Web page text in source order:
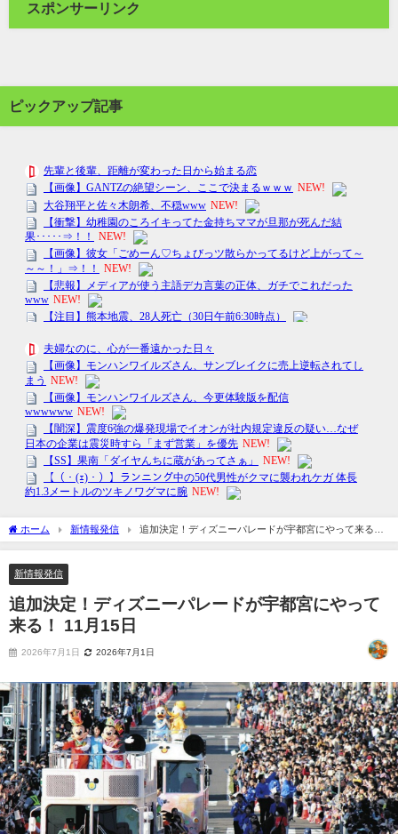
スポンサーリンク
ピックアップ記事
ホーム 新情報発信
追加決定！ディズニーパレードが宇都宮にやって来る！
11月15日
新情報発信
追加決定！ディズニーパレードが宇都宮にやって
来る！ 11月15日
2026年7月1日 2026年7月1日